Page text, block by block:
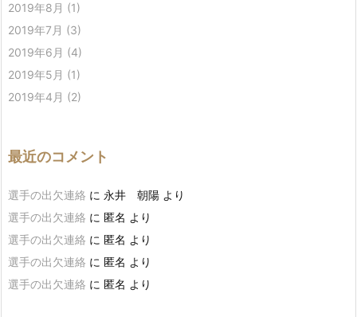
2019年8月 (1)
2019年7月 (3)
2019年6月 (4)
2019年5月 (1)
2019年4月 (2)
最近のコメント
選手の出欠連絡 に 永井 朝陽 より
選手の出欠連絡 に 匿名 より
選手の出欠連絡 に 匿名 より
選手の出欠連絡 に 匿名 より
選手の出欠連絡 に 匿名 より